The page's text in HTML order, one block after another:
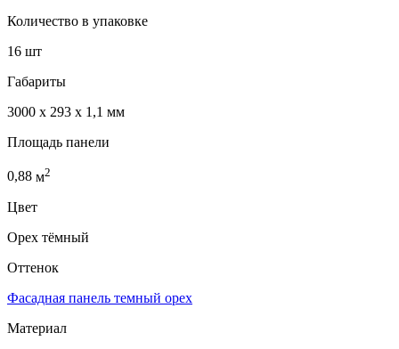
Количество в упаковке
16 шт
Габариты
3000 x 293 x 1,1 мм
Площадь панели
0,88 м2
Цвет
Орех тёмный
Оттенок
Фасадная панель темный орех
Материал